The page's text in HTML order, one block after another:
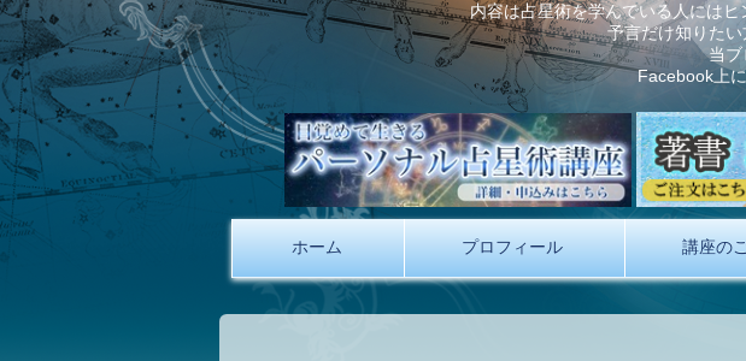
内容は占星術を学んでいる人には
予言だけ知りたい
当ブ
Facebook上
ホーム プロフィール 講座の